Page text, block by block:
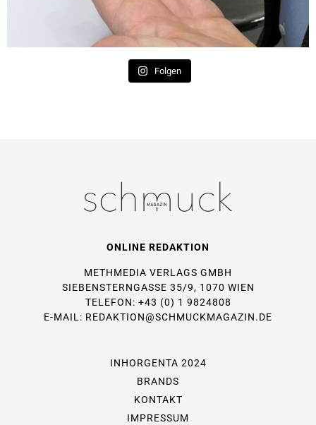
Folgen
ONLINE REDAKTION
METHMEDIA VERLAGS GMBH
SIEBENSTERNGASSE 35/9, 1070 WIEN
TELEFON: +43 (0) 1 9824808
E-MAIL: REDAKTION@SCHMUCKMAGAZIN.DE
INHORGENTA 2024
BRANDS
KONTAKT
IMPRESSUM